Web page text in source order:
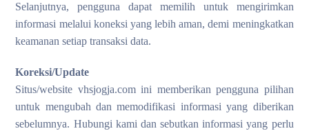
Selanjutnya, pengguna dapat memilih untuk mengirimkan
informasi melalui koneksi yang lebih aman, demi meningkatkan
keamanan setiap transaksi data.
Koreksi/Update
Situs/website vhsjogja.com ini memberikan pengguna pilihan
untuk mengubah dan memodifikasi informasi yang diberikan
sebelumnya. Hubungi kami dan sebutkan informasi yang perlu